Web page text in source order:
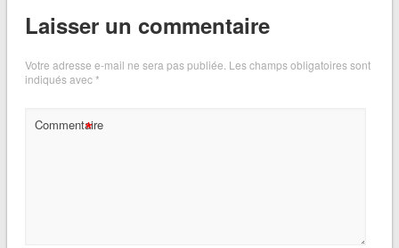
Laisser un commentaire
Votre adresse e-mail ne sera pas publiée. Les champs obligatoires sont
indiqués avec*
Commentaire
*